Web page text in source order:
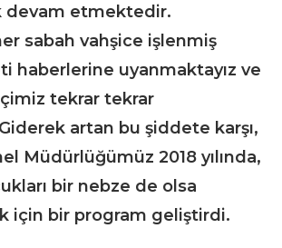
devam etmektedir.
sabah vahşice işlenmiş
haberlerine uyanmaktayız ve
tekrar tekrar
artan bu şiddete karşı,
Müdürlüğümüz 2018 yılında,
bir nebze de olsa
için bir program geliştirdi.